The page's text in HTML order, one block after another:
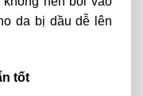
da bị dầu dễ lên
tốt